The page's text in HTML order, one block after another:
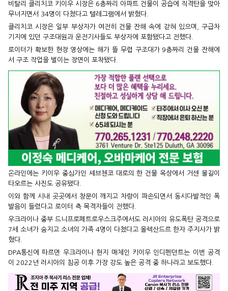
비탈리 클리치코 키이우 시장은 6층짜리 아파트 건물이 공습에 직격탄을 맞아
무너지면서 34명이 다쳤다고 텔레그램에서 밝혔다.
클리치코 시장은 일부 부상자가 여전히 건물 잔해 속에 갇혀 있으며, 구급차
기지에 있던 구조대원과 운전기사들도 부상자에 포함됐다고 전했다.
로이터가 확보한 현장 영상에는 해가 뜰 무렵 구조대가 9층짜리 건물 잔해에
서 구조 작업을 벌이는 장면이 포착됐다.
온라인에는 키이우 중심가인 셰브첸코 대로의 한 건물 옥상에서 거센 불길이
타오르는 사진도 공유됐다.
이와 함께 시내 곳곳에서 창문이 깨지고 차량이 파손되면서 동시다발적인 폭
발음이 들렸다고 로이터 측 목격자들이 전했다.
우크라이나 중부 드니프로페트로우스크주에서도 러시아의 유도폭탄 공격으로
7세 소녀가 숨지고 소녀의 가족 4명이 다쳤다고 올렉산드르 한자 주지사가 밝
혔다.
DPA통신에 따르면 우크라이나 현지 매체인 키이우 인디펜던트는 이번 공격
이 2022년 러시아의 침공 이후 가장 강도 높은 공격 중 하나라고 보도했다.